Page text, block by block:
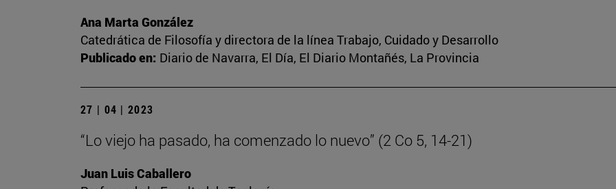
Ana Marta González
Catedrática de Filosofía y directora de la línea Trabajo, Cuidado y Desarrollo
Publicado en: Diario de Navarra, El Día, El Diario Montañés, La Provincia
27 | 04 | 2023
“Lo viejo ha pasado, ha comenzado lo nuevo” (2 Co 5, 14-21)
Juan Luis Caballero